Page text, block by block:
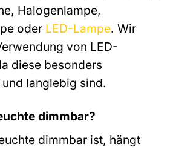
Halogenlampe,
oder LED-Lampe. Wir
von LED-
diese besonders
langlebig sind.
dimmbar?
dimmbar ist, hängt